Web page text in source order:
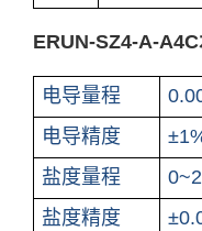
ERUN-SZ4-A-
电导量程
电导精度
盐度量程
盐度精度